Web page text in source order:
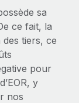
sa
ce fait, la
des tiers, ce
pour
y
nos